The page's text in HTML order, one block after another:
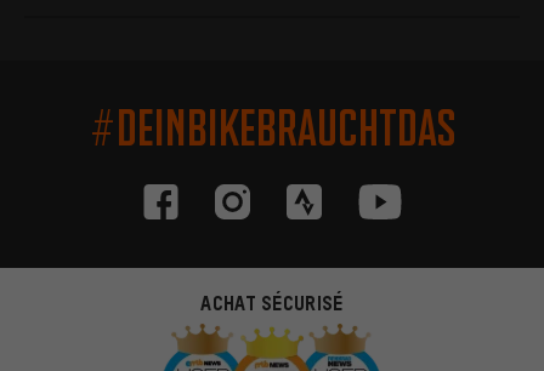
#DEINBIKEBRAUCHTDAS
ACHAT SÉCURISÉ